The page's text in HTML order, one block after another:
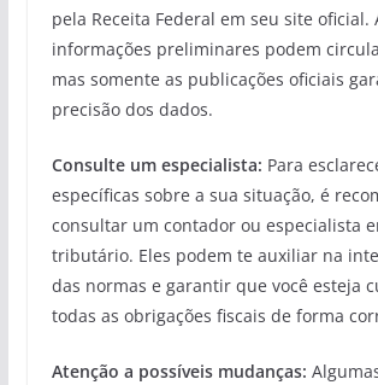
pela Receita Federal em seu site oficial.
informações preliminares podem
mas somente as publicações oficiais
precisão dos dados.
Consulte um especialista: Para
específicas sobre a sua situação, é
consultar um contador ou especialista
tributário. Eles podem te auxiliar na
das normas e garantir que você esteja
todas as obrigações fiscais de forma
Atenção a possíveis mudanças: